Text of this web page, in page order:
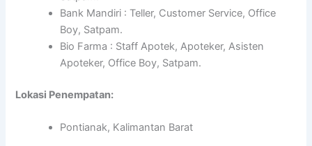
Bank Mandiri : Teller, Customer Service, Office
Boy, Satpam.
Bio Farma : Staff Apotek, Apoteker, Asisten
Apoteker, Office Boy, Satpam.
Lokasi Penempatan:
Pontianak, Kalimantan Barat